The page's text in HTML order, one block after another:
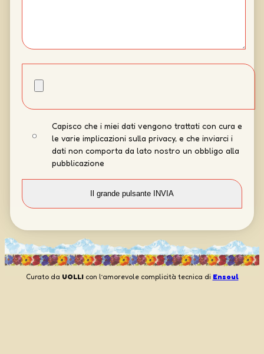
Capisco che i miei dati vengono trattati con cura e
le varie implicazioni sulla privacy, e che inviarci i
dati non comporta da lato nostro un obbligo alla
pubblicazione
Curato da UOLLIcon l’amorevole complicità tecnica di Ensoul